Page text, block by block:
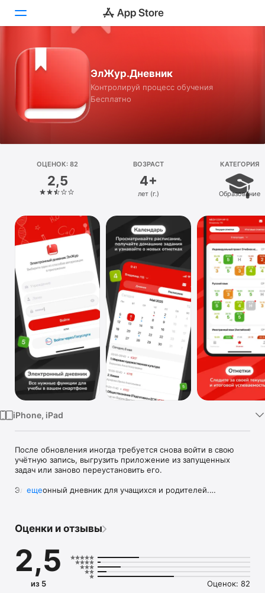
Приложения
Платформа
iPhone
iPad
Mac
TV
ЭлЖур.Дневник
Контролируй процесс обучения
Бесплатно
ОЦЕНОК: 82
2,5
ВОЗРАСТ
4+
лет (г.)
КАТЕГОРИЯ
Образование
iPhone, iPad
После обновления иногда требуется снова войти в свою
учётную запись, выгрузить приложение из запущенных
задач или заново переустановить его.
Электронный дневник для учащихся и родителей.
системе «ЭлЖур».
еще
Оценки и отзывы
2,5
из 5 Оценок: 82